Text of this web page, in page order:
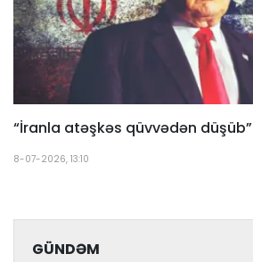
“İranla atəşkəs qüvvədən düşüb”
8-07-2026, 13:10
GÜNDƏM